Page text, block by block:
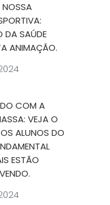
DA SAÚDE
ANIMAÇÃO.
COM A
VEJA O
ALUNOS DO
ESTÃO